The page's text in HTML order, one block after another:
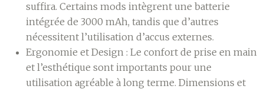
suffira. Certains mods intègrent une batterie
intégrée de 3000 mAh, tandis que d’autres
nécessitent l’utilisation d’accus externes.
Ergonomie et Design : Le confort de prise en main
et l’esthétique sont importants pour une
utilisation agréable à long terme. Dimensions et